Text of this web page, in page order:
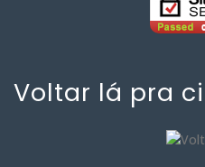
Voltar lá pra